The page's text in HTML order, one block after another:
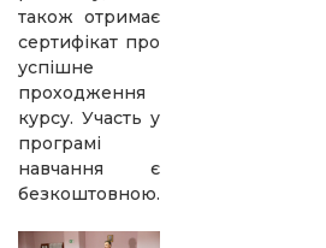
також отримає
сертифікат про
успішне
проходження
курсу. Участь у
програмі
навчання є
безкоштовною.